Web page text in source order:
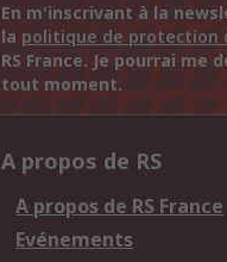
En m'inscrivant à la
la politique de protection
RS France. Je pourrai me
tout moment.
A propos de RS
A propos de RS France
Evénements